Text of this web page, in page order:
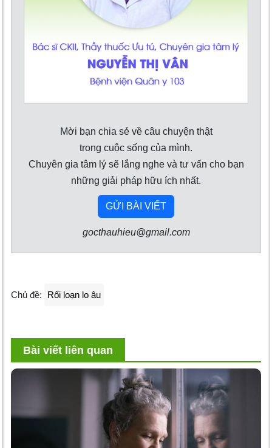
Mời bạn chia sẻ về câu chuyện thật
trong cuộc sống của mình.
Chuyên gia tâm lý sẽ lắng nghe và tư vấn cho bạn
những giải pháp hữu ích nhất.
GỬI BÀI VIẾT
gocthauhieu@gmail.com
Chủ đề: Rối loạn lo âu
Bài viết liên quan